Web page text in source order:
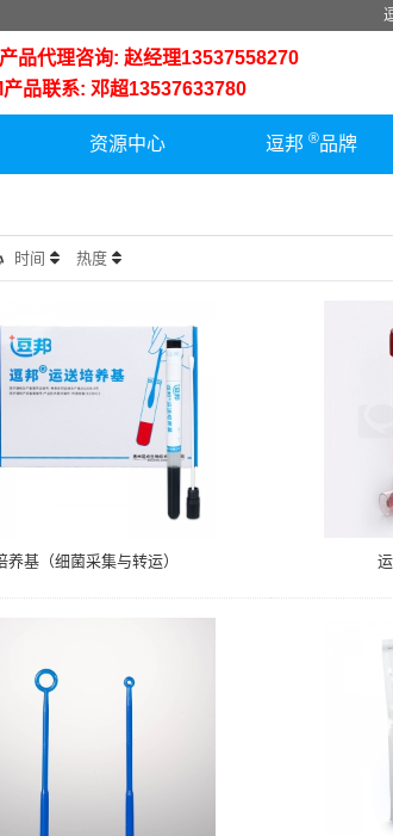
品代理咨询: 赵经理13537558270
品联系: 邓超13537633780
资源中心 逗邦 ®品牌
时间 热度
养基（细菌采集与转运）